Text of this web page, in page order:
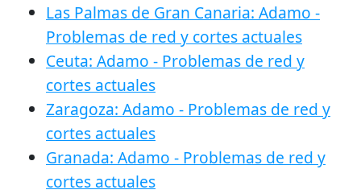
Las Palmas de Gran Canaria: Adamo -
Problemas de red y cortes actuales
Ceuta: Adamo - Problemas de red y
cortes actuales
Zaragoza: Adamo - Problemas de red y
cortes actuales
Granada: Adamo - Problemas de red y
cortes actuales